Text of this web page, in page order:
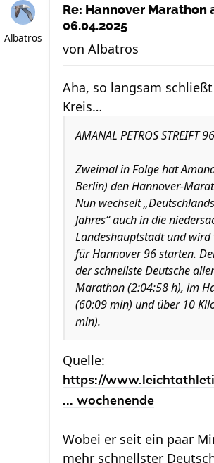
Albatros
Re: Hannover Marathon
06.04.2025
von Albatros
Aha, so langsam
Kreis…
AMANAL PETROS STREIFT
Zweimal in Folge hat
Berlin) den Hannover-
Nun wechselt
Jahres“ auch in die
Landeshauptstadt und
für Hannover 96 starten.
der schnellste Deutsche
Marathon (2:04:58 h), im
(60:09 min) und über 10
min).
Quelle:
https://
... wochenende
Wobei er seit ein paar
mehr schnellster